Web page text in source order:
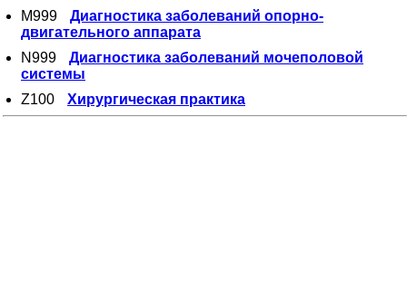
M999
Диагностика заболеваний опорно-
двигательного аппарата
N999
Диагностика заболеваний мочеполовой
системы
Z100
Хирургическая практика